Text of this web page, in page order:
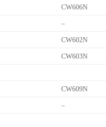
CW606N
–
CW602N
CW603N
CW609N
–